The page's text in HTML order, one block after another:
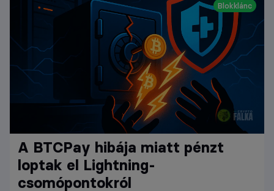
Blokklánc
A BTCPay hibája miatt pénzt
loptak el Lightning-
csomópontokról